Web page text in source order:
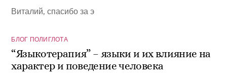
Виталий, спасибо за э
БЛОГ ПОЛИГЛОТА
“Языкотерапия” – языки и их влияние на
характер и поведение человека